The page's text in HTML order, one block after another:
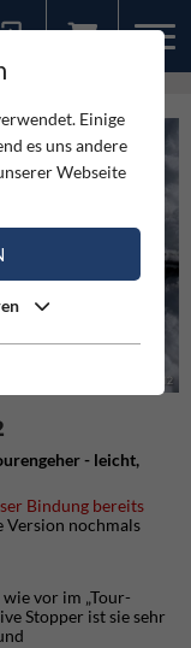
Test: Fritschi Xenic Plus 12
- leicht,
Bindung bereits
Version nochmals
vor im „Tour-
Stopper ist sie sehr
Einige
es uns andere
Webseite